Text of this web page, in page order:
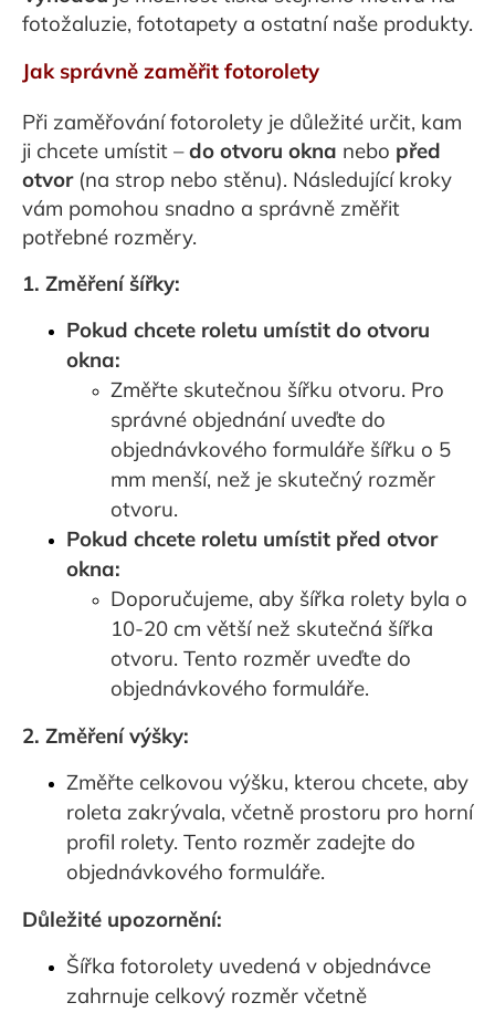
fotožaluzie, fototapety a ostatní naše produkty.
Jak správně zaměřit fotorolety
Při zaměřování fotorolety je důležité určit, kam
ji chcete umístit –do otvoru okna nebo před
otvor(na strop nebo stěnu). Následující kroky
vám pomohou snadno a správně změřit
potřebné rozměry.
1. Změření šířky:
Pokud chcete roletu umístit do otvoru
okna:
Změřte skutečnou šířku otvoru. Pro
správné objednání uveďte do
objednávkového formuláře šířku o 5
mm menší, než je skutečný rozměr
otvoru.
Pokud chcete roletu umístit před otvor
okna:
Doporučujeme, aby šířka rolety byla o
10-20 cm větší než skutečná šířka
otvoru. Tento rozměr uveďte do
objednávkového formuláře.
2. Změření výšky:
Změřte celkovou výšku, kterou chcete, aby
roleta zakrývala, včetně prostoru pro horní
profil rolety. Tento rozměr zadejte do
objednávkového formuláře.
Důležité upozornění:
Šířka fotorolety uvedená v objednávce
zahrnuje celkový rozměr včetně